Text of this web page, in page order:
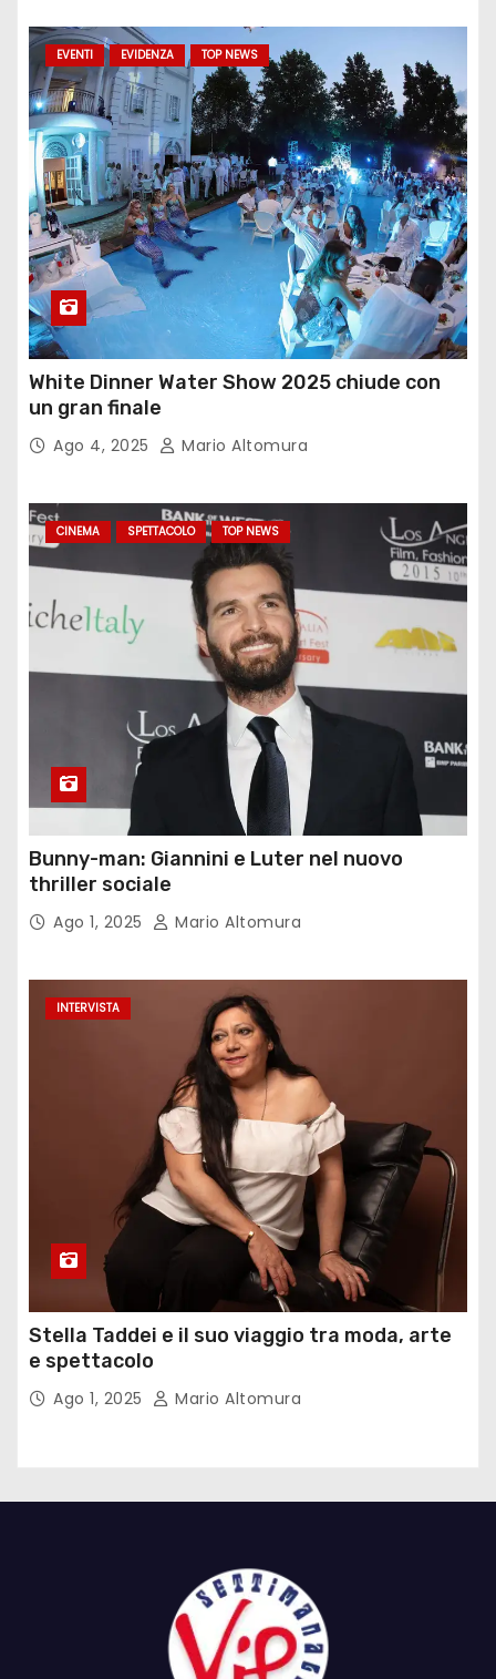
EVENTI EVIDENZA TOP NEWS
White Dinner Water Show 2025 chiude con
un gran finale
Ago 4, 2025 Mario Altomura
CINEMA SPETTACOLO TOP NEWS
Bunny-man: Giannini e Luter nel nuovo
thriller sociale
Ago 1, 2025 Mario Altomura
INTERVISTA
Stella Taddei e il suo viaggio tra moda, arte
e spettacolo
Ago 1, 2025 Mario Altomura